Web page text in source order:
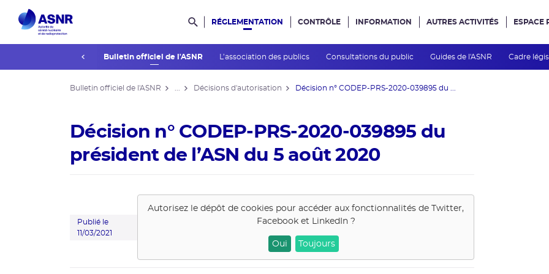
Rechercher dans le site
RÉGLEMENTATION
La réglementation Bulletin officiel de l'ASNR L’association des publics Consultations du public Guides de l'ASNR Cadre
CONTRÔLE INFORMATION AUTRES ACTIVITÉS ESPACE
Bulletin officiel de l'ASNR Décisions d'autorisation Décision n° CODEP-PRS-2020-039895 du ...
Décision n° CODEP-PRS-2020-039895 du
président de l’ASN du 5 août 2020
Publié le
11/03/2021
Autorisez le dépôt de cookies pour accéder aux fonctionnalités de
Twitter,
Facebook et LinkedIn?
Oui Toujours